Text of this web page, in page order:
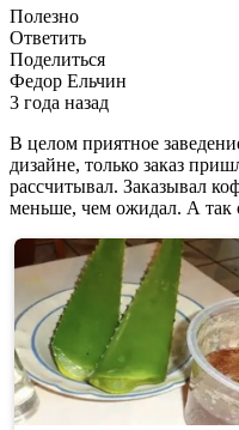
Полезно
Ответить
Поделиться
Федор Ельчин
3 года назад
В целом приятное
дизайне, только заказ
рассчитывал. Заказывал
меньше, чем ожидал. А так